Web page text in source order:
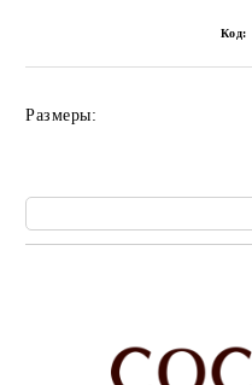
Код:
Размеры: